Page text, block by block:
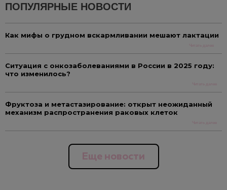
ПОПУЛЯРНЫЕ НОВОСТИ
Как мифы о грудном вскармливании мешают лактации
Читать далее
Ситуация с онкозаболеваниями в России в 2025 году:
что изменилось?
Читать далее
Фруктоза и метастазирование: открыт неожиданный
механизм распространения раковых клеток
Читать далее
Еще новости